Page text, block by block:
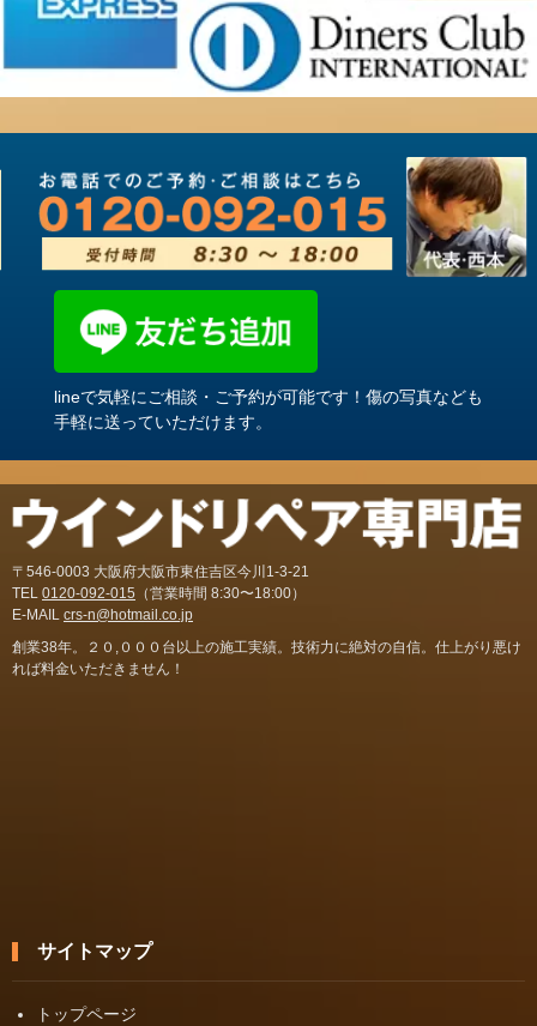
lineで気軽にご相談・ご予約が可能です！傷の写真なども
手軽に送っていただけます。
〒546-0003 大阪府大阪市東住吉区今川1-3-21
TEL 0120-092-015 （営業時間 8:30〜18:00）
E-MAIL crs-n@hotmail.co.jp
創業38年。２０,０００台以上の施工実績。技術力に絶対の自信。仕上がり悪け
れば料金いただきません！
サイトマップ
トップページ